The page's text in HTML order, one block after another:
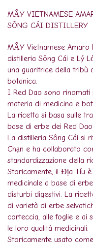
MẨY VIETNAMESE
SÔNG CÁI DISTILLERY
MẨY Vietnamese
distilleria Sông Cái e Lý
una guaritrice della tribù
botanica.
I Red Dao sono
materia di medicina e
La ricetta si basa sulle
base di erbe dei Red
La distilleria Sông Cái si
Chạn e ha collaborato
standardizzazione della
Storicamente, il Địa Tíu
medicinale a base di
disturbi digestivi. La
di varietà di erbe
corteccia, alle foglie e ai
le loro qualità medicinali.
Storicamente usato